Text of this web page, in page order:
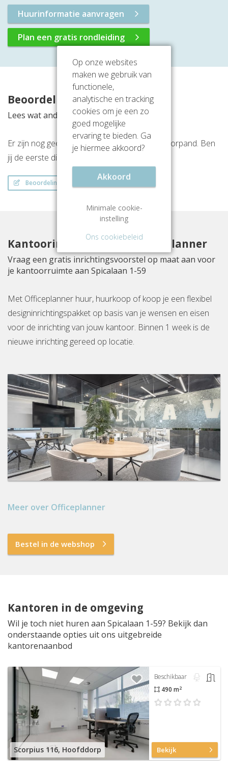
Huurinformatie aanvragen
Plan een gratis rondleiding
Beoordelingen
Lees wat anderen vinden van deze locatie
Er zijn nog geen beoordelingen over dit kantoorpand. Ben
jij de eerste die een beoordeling achterlaat?
Beoordeling schrijven
Kantoorinrichting met Officeplanner
Vraag een gratis inrichtingsvoorstel op maat aan voor
je kantoorruimte aan Spicalaan 1-59
Met Officeplanner huur, huurkoop of koop je een flexibel
designinrichtingspakket op basis van je wensen en eisen
voor de inrichting van jouw kantoor. Binnen 1 week is de
nieuwe inrichting gereed op locatie.
Meer over Officeplanner
Bestel in de webshop
Kantoren in de omgeving
Wil je toch niet huren aan Spicalaan 1-59? Bekijk dan
onderstaande opties uit ons uitgebreide
kantorenaanbod
Scorpius 116, Hoofddorp
Beschikbaar
490 m2
Bekijk
Op onze websites
maken we gebruik van
functionele,
analytische en tracking
cookies om je een zo
goed mogelijke
ervaring te bieden. Ga
je hiermee akkoord?
Akkoord
Minimale cookie-
instelling
Ons cookiebeleid